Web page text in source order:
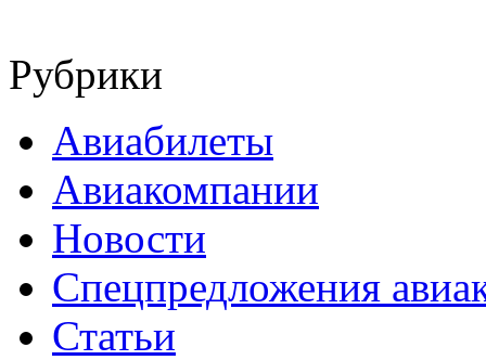
Рубрики
Авиабилеты
Авиакомпании
Новости
Спецпредложения
Статьи